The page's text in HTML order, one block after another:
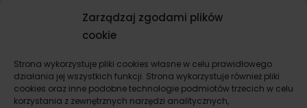
Zarządzaj zgodami plików
cookie
Strona wykorzystuje pliki cookies własne w celu prawidłowego
działania jej wszystkich funkcji. Strona wykorzystuje również pliki
cookies oraz inne podobne technologie podmiotów trzecich w celu
korzystania z zewnętrznych narzędzi analitycznych,
Komunikacja i negocjacje
Konsultacje indywidualne
Kupno mieszkania i domu
Sprzedaż mieszkania i domu
Wynajem mieszkania i domu
Remont i wykończenie mieszkania, domu